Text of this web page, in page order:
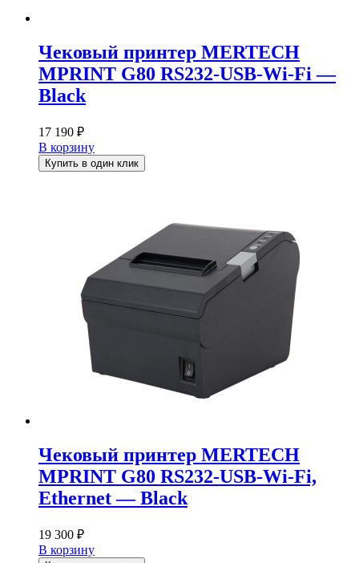
Чековый принтер MERTECH
MPRINT G80 RS232-USB-Wi-Fi —
Black
17 190 ₽
В корзину
Купить в один клик
Чековый принтер MERTECH
MPRINT G80 RS232-USB-Wi-Fi,
Ethernet — Black
19 300 ₽
В корзину